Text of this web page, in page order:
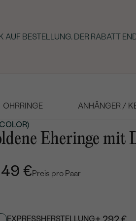
BESTELLUNG. DER RABATT
OHRRINGE ANHÄNGER /
Eheringe mit
€Preis pro Paar
EXPRESSHERSTELLUNG